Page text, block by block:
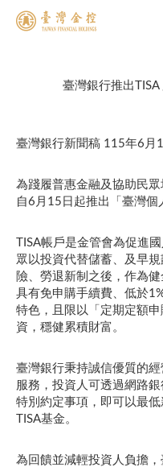
臺灣銀行推出
臺灣銀行新聞稿 115年6月
為踐履普惠金融及協助民
自6月15日起推出「臺灣個
TISA帳戶是金管會為促進
眾以投資代替儲蓄、及早
險、勞退新制之後，作為
具有免申購手續費、低於
特色，且限以「定期定額
資，穩健累積財富。
臺灣銀行秉持誠信優質的
服務，投資人可透過網路
特別約定事項，即可以最
TISA基金。
為回饋並減輕投資人負擔